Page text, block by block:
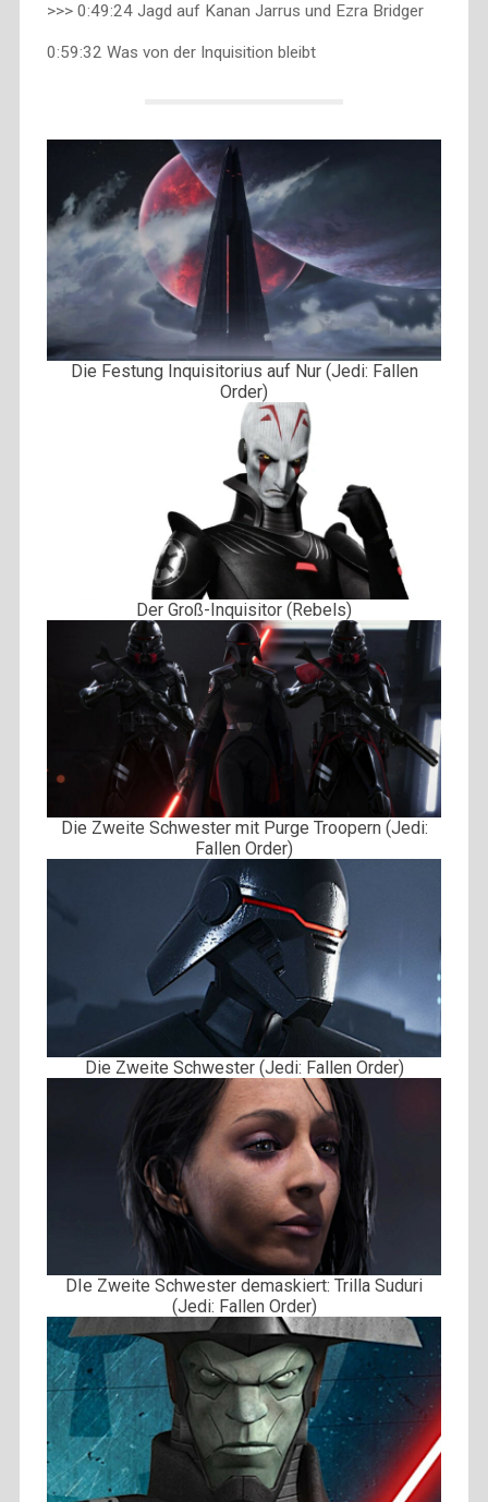
>>> 0:49:24 Jagd auf Kanan Jarrus und Ezra Bridger
0:59:32 Was von der Inquisition bleibt
Die Festung Inquisitorius auf Nur (Jedi: Fallen
Order)
Der Groß-Inquisitor (Rebels)
Die Zweite Schwester mit Purge Troopern (Jedi:
Fallen Order)
Die Zweite Schwester (Jedi: Fallen Order)
DIe Zweite Schwester demaskiert: Trilla Suduri
(Jedi: Fallen Order)